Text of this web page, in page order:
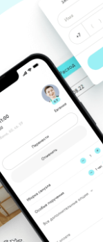
и только
собой: